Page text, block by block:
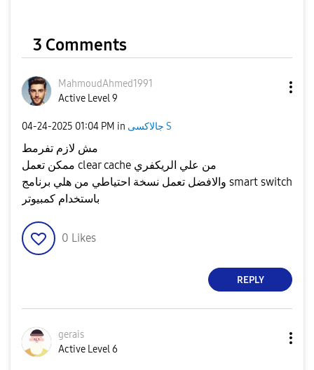
3 Comments
MahmoudAhmed1991
Active Level 9
‎04-24-2025 01:04 PM in جالاكسى S
مش لازم تفرمط
ممكن تعمل clear cache من علي الريكفري
والافضل تعمل نسخة احتياطي من هلي برنامج smart switch
باستخدام كمبيوتر
0 Likes
REPLY
gerais
Active Level 6